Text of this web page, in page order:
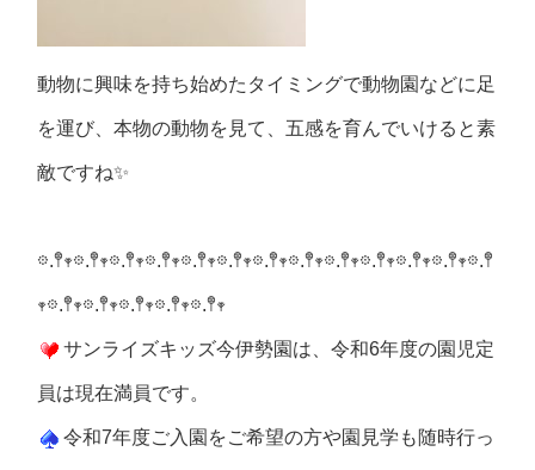
動物に興味を持ち始めたタイミングで動物園などに足
を運び、本物の動物を見て、五感を育んでいけると素
敵ですね✨
𖡼.𖤣𖥧𖡼.𖤣𖥧𖡼.𖤣𖥧𖡼.𖤣𖥧𖡼.𖤣𖥧𖡼.𖤣𖥧𖡼.𖤣𖥧𖡼.𖤣𖥧𖡼.𖤣𖥧𖡼.𖤣𖥧𖡼.𖤣𖥧𖡼.𖤣𖥧𖡼.𖤣
𖥧𖡼.𖤣𖥧𖡼.𖤣𖥧𖡼.𖤣𖥧𖡼.𖤣𖥧𖡼.𖤣𖥧
サンライズキッズ今伊勢園は、令和6年度の園児定
員は現在満員です。
令和7年度ご入園をご希望の方や園見学も随時行っ